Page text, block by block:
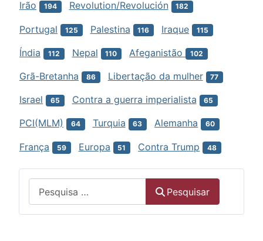
Irão 194 Revolution/Revolución 182
Portugal 125 Palestina 116 Iraque 115
Índia 112 Nepal 110 Afeganistão 102
Grã-Bretanha 86 Libertação da mulher 77
Israel 65 Contra a guerra imperialista 65
PCI(MLM) 64 Turquia 63 Alemanha 60
França 59 Europa 51 Contra Trump 48
Pesquisar